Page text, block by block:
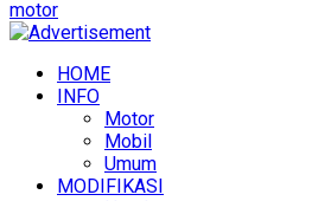
HOME
INFO
Motor
Mobil
Umum
MODIFIKASI